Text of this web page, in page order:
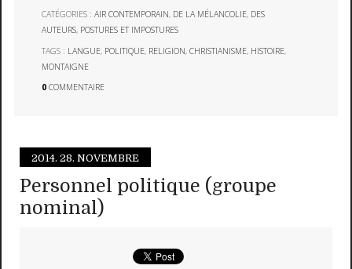
CATÉGORIES :AIR CONTEMPORAIN, DE LA MÉLANCOLIE, DES
AUTEURS, POSTURES ET IMPOSTURES
TAGS : LANGUE, POLITIQUE, RELIGION,CHRISTIANISME, HISTOIRE,
MONTAIGNE
0 COMMENTAIRE
2014. 28. NOVEMBRE
Personnel politique (groupe
nominal)